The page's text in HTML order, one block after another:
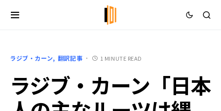
ラジブ・カーン 翻訳記事 1 MINUTE READ
ラジブ・カーン「日本